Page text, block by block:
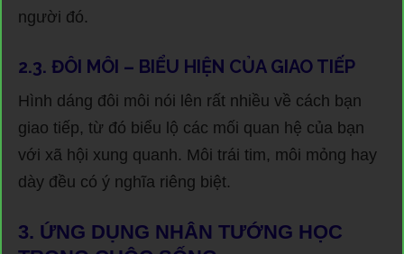
người đó.
2.3. ĐÔI MÔI – BIỂU HIỆN CỦA GIAO TIẾP
Hình dáng đôi môi nói lên rất nhiều về cách bạn
giao tiếp, từ đó biểu lộ các mối quan hệ của bạn
với xã hội xung quanh. Môi trái tim, môi mỏng hay
dày đều có ý nghĩa riêng biệt.
3. ỨNG DỤNG NHÂN TƯỚNG HỌC